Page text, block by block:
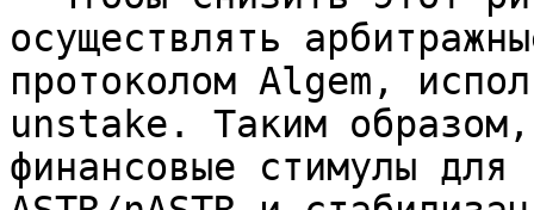
осуществлять
протоколом Algem,
unstake. Таким образом,
финансовые стимулы для